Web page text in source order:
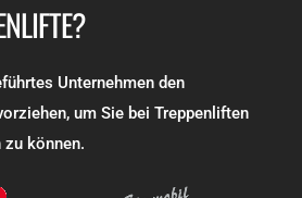
Unternehmen den
um Sie bei Treppenliften
können.